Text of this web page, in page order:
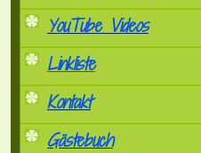
YouTube Videos
Linkliste
Kontakt
Gästebuch